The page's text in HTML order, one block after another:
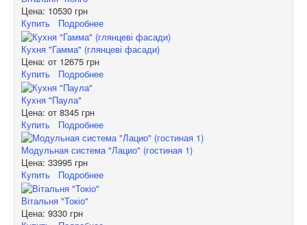
Цена: 10530 грн
Купить
Подробнее
Кухня "Гамма" (глянцеві фасади)
Цена: от 12675 грн
Купить
Подробнее
Кухня "Паула"
Цена: от 8345 грн
Купить
Подробнее
Модульная система "Лацио" (гостиная 1)
Цена: 33995 грн
Купить
Подробнее
Вітальня "Токіо"
Цена: 9330 грн